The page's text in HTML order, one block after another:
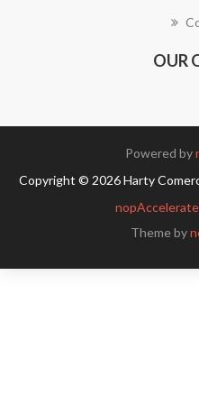
OUR
Powered by
Copyright © 2026 Harty
Theme by